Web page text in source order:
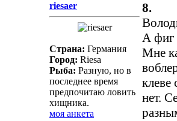
riesaer
Страна: Германия
Город: Riesa
Рыба: Разную, но в
последнее время
предпочитаю ловить
хищника.
моя анкета
8.
А фиг
Мне
клеве
нет.